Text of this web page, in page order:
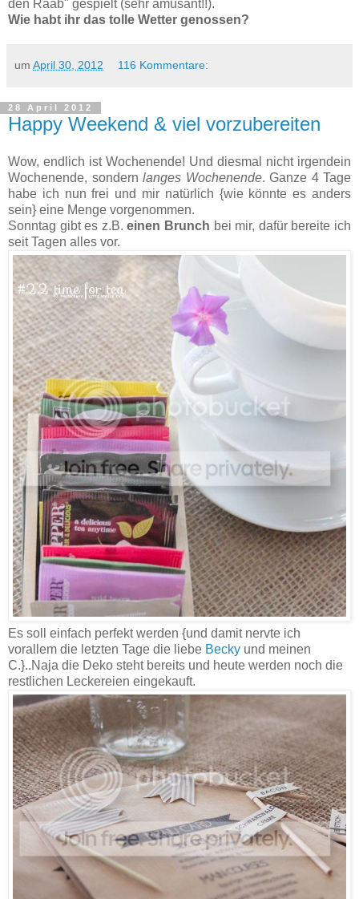
den Raab" gespielt (sehr amüsant!!).
Wie habt ihr das tolle Wetter genossen?
um April 30, 2012 116 Kommentare:
28 April 2012
Happy Weekend & viel vorzubereiten
Wow, endlich ist Wochenende! Und diesmal nicht irgendein
Wochenende, sondern langes Wochenende. Ganze 4 Tage
habe ich nun frei und mir natürlich {wie könnte es anders
sein} eine Menge vorgenommen.
Sonntag gibt es z.B. einen Brunch bei mir, dafür bereite ich
seit Tagen alles vor.
Es soll einfach perfekt werden {und damit nervte ich
vorallem die letzten Tage die liebe Becky und meinen
C.}..Naja die Deko steht bereits und heute werden noch die
restlichen Leckereien eingekauft.